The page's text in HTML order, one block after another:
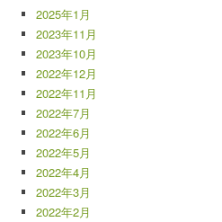
2025年1月
2023年11月
2023年10月
2022年12月
2022年11月
2022年7月
2022年6月
2022年5月
2022年4月
2022年3月
2022年2月